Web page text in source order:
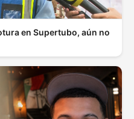
en Supertubo, aún no